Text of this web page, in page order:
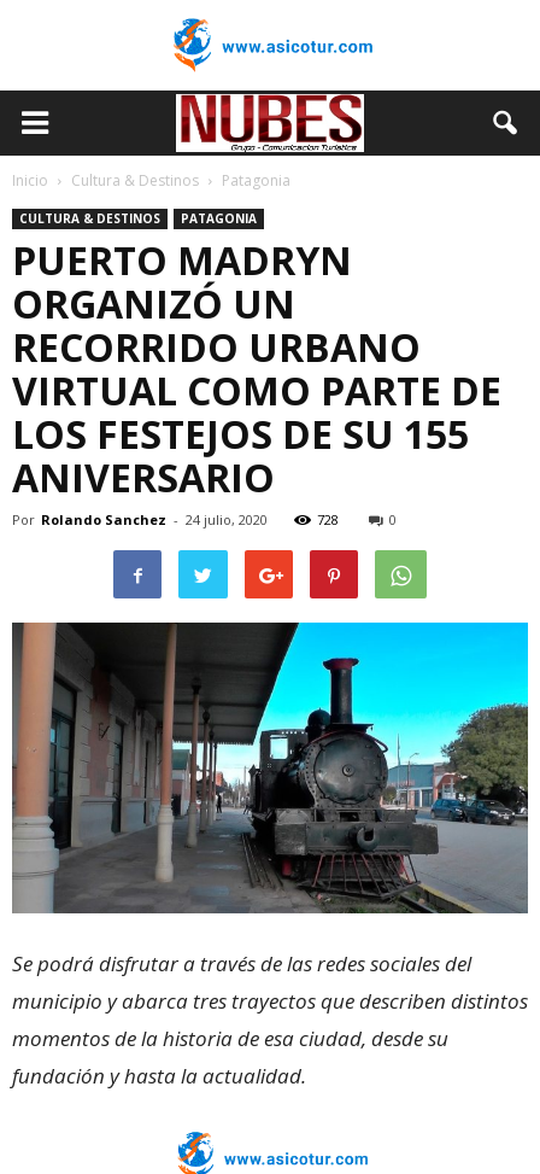
Inicio Cultura & Destinos Patagonia
CULTURA & DESTINOS PATAGONIA
PUERTO MADRYN
ORGANIZÓ UN
RECORRIDO URBANO
VIRTUAL COMO PARTE DE
LOS FESTEJOS DE SU 155
ANIVERSARIO
Por Rolando Sanchez - 24 julio, 2020 728 0
Se podrá disfrutar a través de las redes sociales del
municipio y abarca tres trayectos que describen distintos
momentos de la historia de esa ciudad, desde su
fundación y hasta la actualidad.